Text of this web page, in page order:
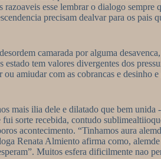
esse lembrar o dialogo
precisam dealvar para os
camarada por alguma
tem valores divergentes dos
amiudar com as cobrancas e
mais ilia dele e dilatado que bem
fui sorte recebida, contudo
acontecimento. “Tinhamos aura
Renata Almiento afirma como,
Muitos esfera dificilmente nao